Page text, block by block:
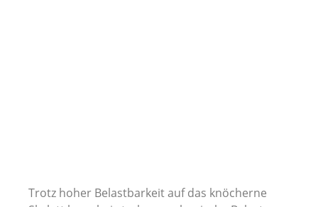
Trotz hoher Belastbarkeit auf das knöcherne